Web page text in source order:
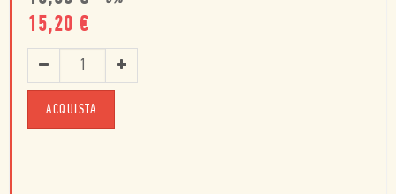
15,20 €
ACQUISTA